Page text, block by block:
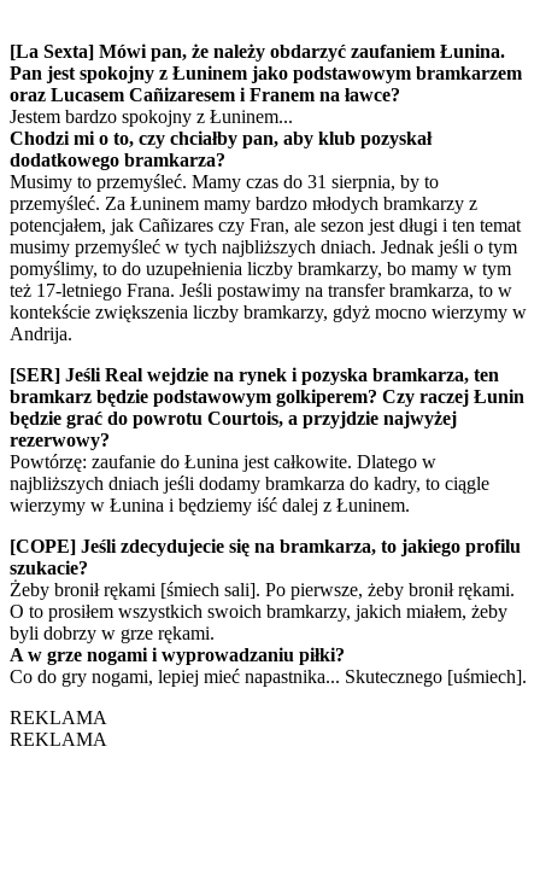
[La Sexta] Mówi pan, że należy obdarzyć zaufaniem Łunina.
Pan jest spokojny z Łuninem jako podstawowym bramkarzem
oraz Lucasem Cañizaresem i Franem na ławce?
Jestem bardzo spokojny z Łuninem...
Chodzi mi o to, czy chciałby pan, aby klub pozyskał
dodatkowego bramkarza?
Musimy to przemyśleć. Mamy czas do 31 sierpnia, by to
przemyśleć. Za Łuninem mamy bardzo młodych bramkarzy z
potencjałem, jak Cañizares czy Fran, ale sezon jest długi i ten temat
musimy przemyśleć w tych najbliższych dniach. Jednak jeśli o tym
pomyślimy, to do uzupełnienia liczby bramkarzy, bo mamy w tym
też 17-letniego Frana. Jeśli postawimy na transfer bramkarza, to w
kontekście zwiększenia liczby bramkarzy, gdyż mocno wierzymy w
Andrija.
[SER] Jeśli Real wejdzie na rynek i pozyska bramkarza, ten
bramkarz będzie podstawowym golkiperem? Czy raczej Łunin
będzie grać do powrotu Courtois, a przyjdzie najwyżej
rezerwowy?
Powtórzę: zaufanie do Łunina jest całkowite. Dlatego w
najbliższych dniach jeśli dodamy bramkarza do kadry, to ciągle
wierzymy w Łunina i będziemy iść dalej z Łuninem.
[COPE] Jeśli zdecydujecie się na bramkarza, to jakiego profilu
szukacie?
Żeby bronił rękami [śmiech sali]. Po pierwsze, żeby bronił rękami.
O to prosiłem wszystkich swoich bramkarzy, jakich miałem, żeby
byli dobrzy w grze rękami.
A w grze nogami i wyprowadzaniu piłki?
Co do gry nogami, lepiej mieć napastnika... Skutecznego [uśmiech].
REKLAMA
REKLAMA